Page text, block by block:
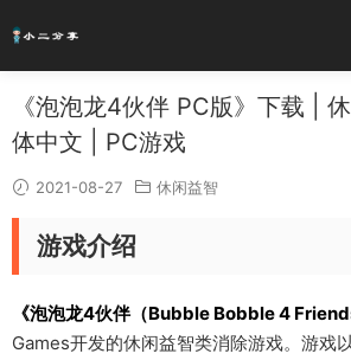
《泡泡龙4伙伴 PC版》下载 |
体中文 | PC游戏
2021-08-27 休闲益智
游戏介绍
《泡泡龙4伙伴（Bubble Bobble 4
Games开发的休闲益智类消除游戏。游戏